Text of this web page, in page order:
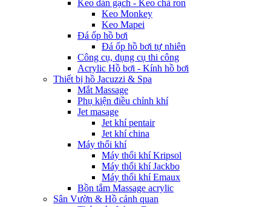
Keo dán gạch - Keo chà ron
Keo Monkey
Keo Mapei
Đá ốp hồ bơi
Đá ốp hồ bơi tự nhiên
Công cụ, dụng cụ thi công
Acrylic Hồ bơi - Kính hồ bơi
Thiết bị hồ Jacuzzi & Spa
Mắt Massage
Phụ kiện điều chỉnh khí
Jet masage
Jet khí pentair
Jet khí china
Máy thổi khí
Máy thổi khí Kripsol
Máy thổi khí Jackbo
Máy thổi khí Emaux
Bồn tắm Massage acrylic
Sân Vườn & Hồ cảnh quan